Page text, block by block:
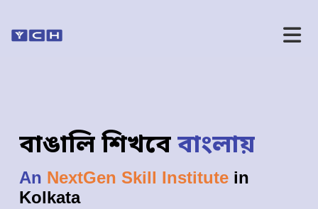
বাঙালি শিখবেবাংলায়
An NextGen Skill Institute in
Kolkata